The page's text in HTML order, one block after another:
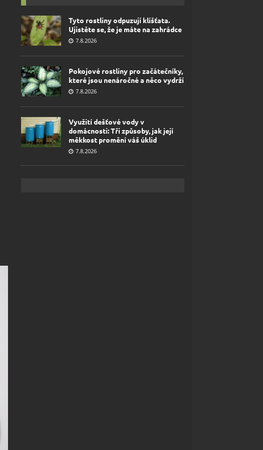
Tyto rostliny odpuzují klíšťata.
Ujistěte se, že je máte na zahrádce
7.8.2026
Pokojové rostliny pro začátečníky,
které jsou nenáročné a něco vydrží
7.8.2026
Využití dešťové vody v
domácnosti: Tři způsoby, jak její
měkkost promění váš úklid
7.8.2026